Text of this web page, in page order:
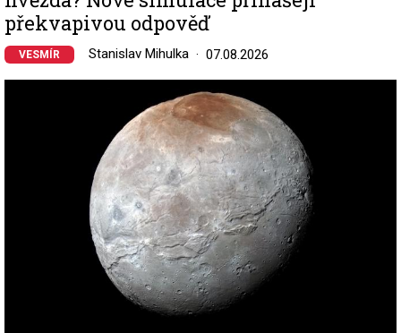
překvapivou odpověď
VESMÍR Stanislav Mihulka 07.08.2026